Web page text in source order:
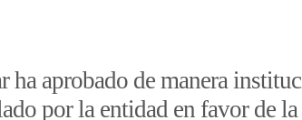
aprobado de manera
por la entidad en favor de